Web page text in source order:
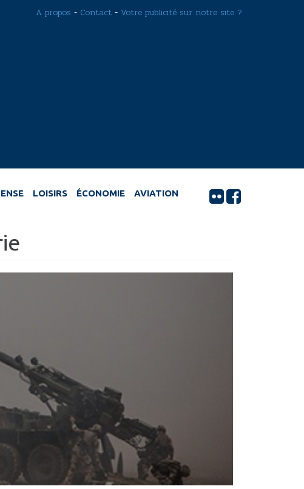
A propos - Contact - Votre publicité sur notre site ?
LOISIRS ÉCONOMIE AVIATION